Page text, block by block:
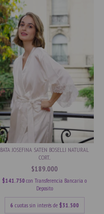
BATA JOSEFINA SATEN BOSELLI NATURAL
CORT...
$189.000
$141.750 con Transferencia Bancaria o
Deposito
6 cuotas sin interés de $31.500